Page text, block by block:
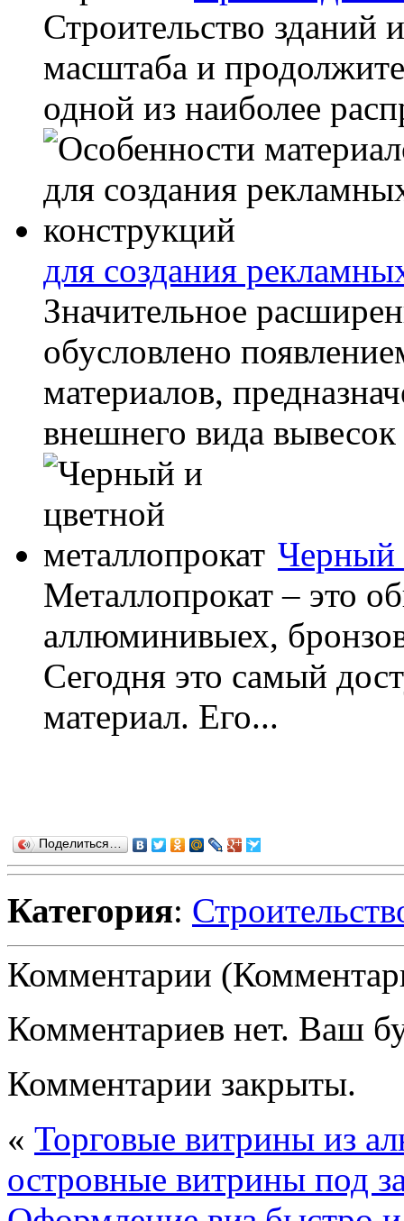
Строительство зданий
масштаба и
одной из наиболее
для создания
Значительное
обусловлено
материалов,
внешнего вида
Черный
Металлопрокат – это
аллюминивыех,
Сегодня это самый
материал. Его...
Поделиться…
Категория:
Комментарии
Комментариев нет. Ваш
Комментарии закрыты.
« Торговые витрины из
островные витрины под